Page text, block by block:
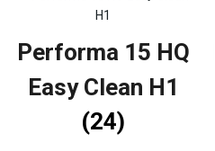
Performa 15 HQ
Easy Clean H1
(24)